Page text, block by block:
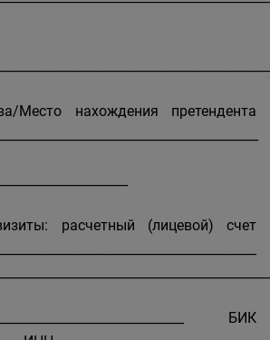
Место нахождения претендента
расчетный (лицевой) счет
БИК